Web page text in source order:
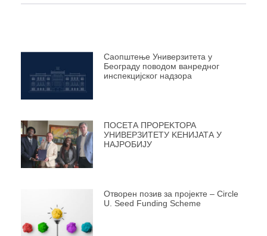
Саопштење Универзитета у
Београду поводом ванредног
инспекцијског надзора
ПОСЕТА ПРОРЕKТОРА
УНИВЕРЗИТЕТУ KЕНИЈАТА У
НАЈРОБИЈУ
Отворен позив за пројекте – Circle
U. Seed Funding Scheme